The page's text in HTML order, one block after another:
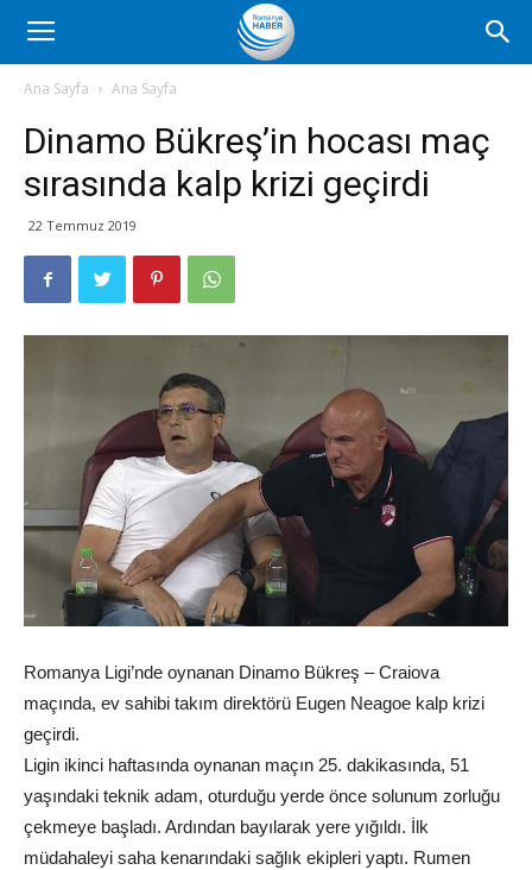
Romanya
Haber
Ana Sayfa Ana Sayfa
Dinamo Bükreş’in hocası maç
sırasında kalp krizi geçirdi
22 Temmuz 2019
Romanya Ligi’nde oynanan Dinamo Bükreş – Craiova
maçında, ev sahibi takım direktörü Eugen Neagoe kalp krizi
geçirdi.
Ligin ikinci haftasında oynanan maçın 25. dakikasında, 51
yaşındaki teknik adam, oturduğu yerde önce solunum zorluğu
çekmeye başladı. Ardından bayılarak yere yığıldı. İlk
müdahaleyi saha kenarındaki sağlık ekipleri yaptı. Rumen